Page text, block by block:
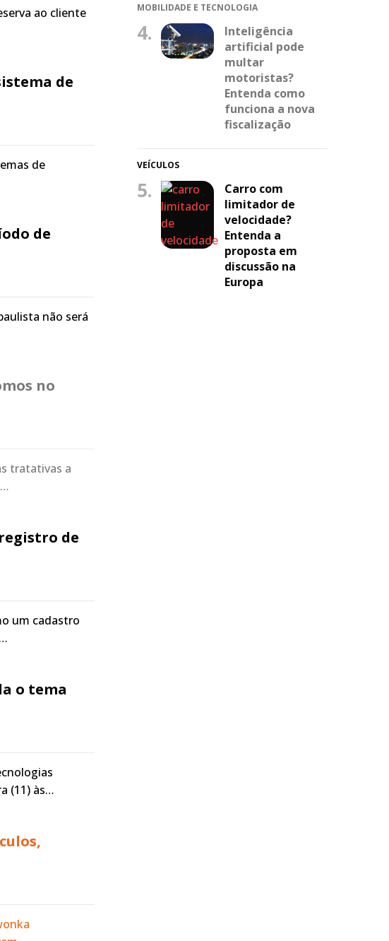
ao cliente
de
de
de
não será
no
tratativas a
de
um cadastro
o tema
(11) às…
MOBILIDADE E TECNOLOGIA
4.
Inteligência
artificial pode
multar
motoristas?
Entenda como
funciona a nova
fiscalização
VEÍCULOS
5.
Carro com
limitador de
velocidade?
Entenda a
proposta em
discussão na
Europa